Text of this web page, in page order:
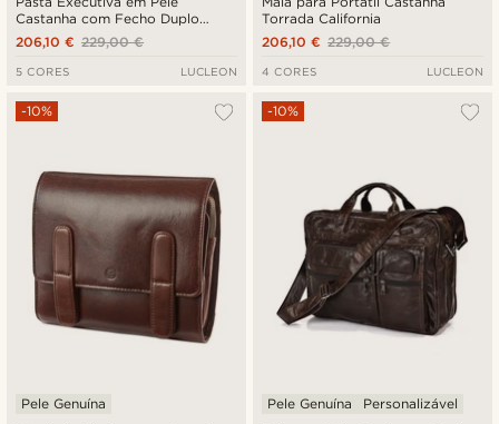
Castanha com Fecho Duplo
Montreal 229,00 €
206,10 €
5 CORES LUCLEON
Torrada California
229,00 €
206,10 €
4 CORES LUCLEON
-10%
Pele Genuína
-10%
Pele Genuína Personalizável